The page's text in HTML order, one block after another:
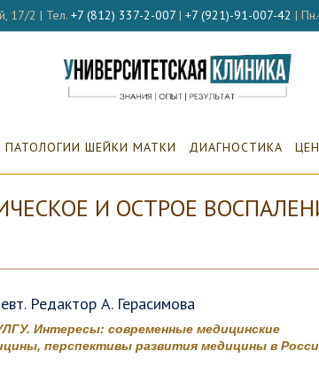
17/2 | Тел. +7 (812) 337-2-007 | +7 (921)-91-007-42 |
ПАТОЛОГИИ ШЕЙКИ МАТКИ ДИАГНОСТИКА
И ОСТРОЕ
Редактор А. Герасимова
Интересы: современные медицинские
перспективы развития медицины в